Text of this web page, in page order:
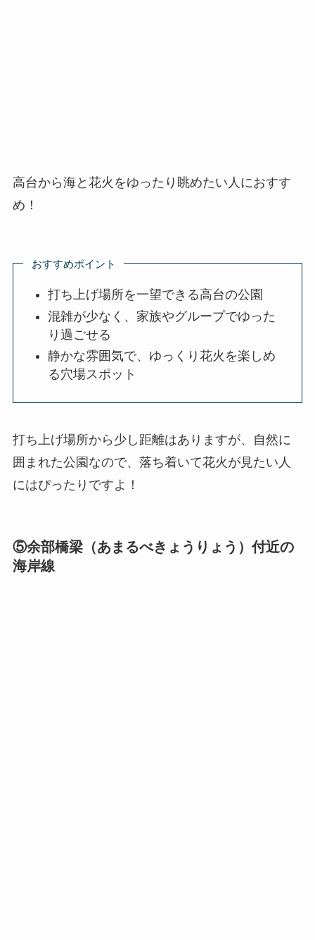
高台から海と花火をゆったり眺めたい人におすす
め！
おすすめポイント
打ち上げ場所を一望できる高台の公園
混雑が少なく、家族やグループでゆった
り過ごせる
静かな雰囲気で、ゆっくり花火を楽しめ
る穴場スポット
打ち上げ場所から少し距離はありますが、自然に
囲まれた公園なので、落ち着いて花火が見たい人
にはぴったりですよ！
⑤余部橋梁（あまるべきょうりょう）付近の
海岸線